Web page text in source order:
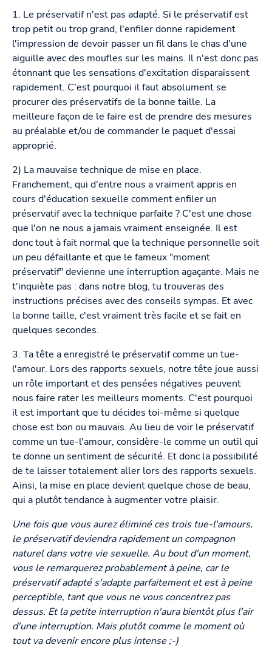
1. Le préservatif n'est pas adapté. Si le préservatif est
trop petit ou trop grand, l'enfiler donne rapidement
l'impression de devoir passer un fil dans le chas d'une
aiguille avec des moufles sur les mains. Il n'est donc pas
étonnant que les sensations d'excitation disparaissent
rapidement. C'est pourquoi il faut absolument se
procurer des préservatifs de la bonne taille. La
meilleure façon de le faire est de prendre des mesures
au préalable et/ou de commander le paquet d'essai
approprié.
2) La mauvaise technique de mise en place.
Franchement, qui d'entre nous a vraiment appris en
cours d'éducation sexuelle comment enfiler un
préservatif avec la technique parfaite ? C'est une chose
que l'on ne nous a jamais vraiment enseignée. Il est
donc tout à fait normal que la technique personnelle soit
un peu défaillante et que le fameux "moment
préservatif" devienne une interruption agaçante. Mais ne
t'inquiète pas : dans notre blog, tu trouveras des
instructions précises avec des conseils sympas. Et avec
la bonne taille, c'est vraiment très facile et se fait en
quelques secondes.
3. Ta tête a enregistré le préservatif comme un tue-
l'amour. Lors des rapports sexuels, notre tête joue aussi
un rôle important et des pensées négatives peuvent
nous faire rater les meilleurs moments. C'est pourquoi
il est important que tu décides toi-même si quelque
chose est bon ou mauvais. Au lieu de voir le préservatif
comme un tue-l'amour, considère-le comme un outil qui
te donne un sentiment de sécurité. Et donc la possibilité
de te laisser totalement aller lors des rapports sexuels.
Ainsi, la mise en place devient quelque chose de beau,
qui a plutôt tendance à augmenter votre plaisir.
Une fois que vous aurez éliminé ces trois tue-l'amours,
le préservatif deviendra rapidement un compagnon
naturel dans votre vie sexuelle. Au bout d'un moment,
vous le remarquerez probablement à peine, car le
préservatif adapté s'adapte parfaitement et est à peine
perceptible, tant que vous ne vous concentrez pas
dessus. Et la petite interruption n'aura bientôt plus l'air
d'une interruption. Mais plutôt comme le moment où
tout va devenir encore plus intense ;-)